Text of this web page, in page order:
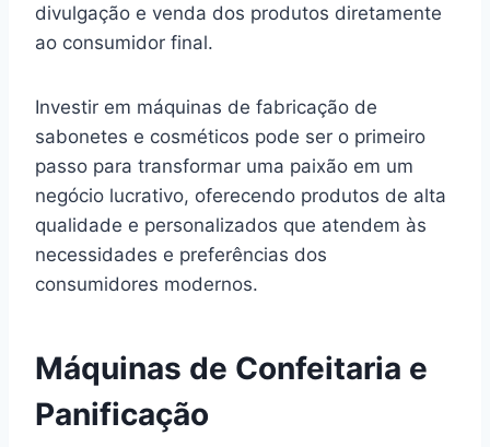
divulgação e venda dos produtos diretamente
ao consumidor final.
Investir em máquinas de fabricação de
sabonetes e cosméticos pode ser o primeiro
passo para transformar uma paixão em um
negócio lucrativo, oferecendo produtos de alta
qualidade e personalizados que atendem às
necessidades e preferências dos
consumidores modernos.
Máquinas de Confeitaria e
Panificação